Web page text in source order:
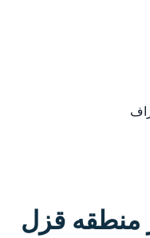
منطقه قزل